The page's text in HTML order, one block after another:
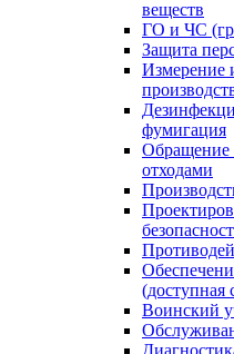
веществ
ГО и ЧС
Защита
Измерение
фумигация
Обращение
отходами
(доступная
Воинский